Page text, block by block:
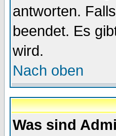
antworten.
beendet. Es
wird.
Nach oben
Was sind